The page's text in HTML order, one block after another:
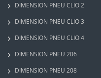
DIMENSION PNEU CLIO 2
DIMENSION PNEU CLIO 3
DIMENSION PNEU CLIO 4
DIMENSION PNEU 206
DIMENSION PNEU 208